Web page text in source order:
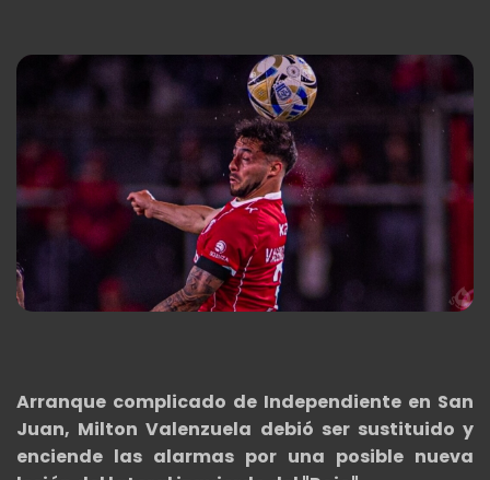
Arranque complicado de Independiente en San
Juan, Milton Valenzuela debió ser sustituido y
enciende las alarmas por una posible nueva